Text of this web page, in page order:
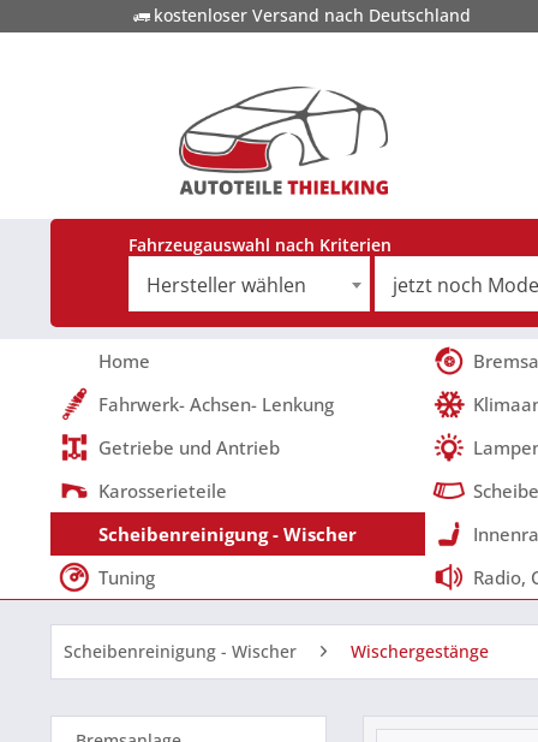
kostenloser Versand nach Deutschland
Fahrzeugauswahl nach Kriterien
Hersteller wählen
Home
Fahrwerk- Achsen- Lenkung
Getriebe und Antrieb
Karosserieteile
Scheibenreinigung - Wischer
Tuning
Radio,
Scheibenreinigung - Wischer Wischergestänge